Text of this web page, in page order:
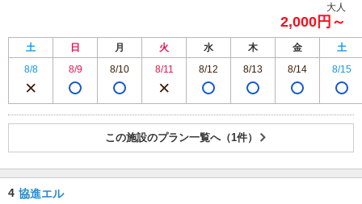
大人
2,000円～
土 日 月 火 水 木 金
土
8/8
8/9 8/10 8/11 8/12 8/13 8/14 8/15
この施設のプラン一覧へ（1件）
4 協進エル